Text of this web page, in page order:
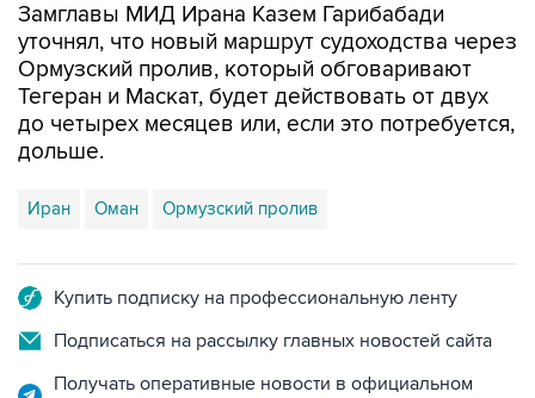
Замглавы МИД Ирана Казем Гарибабади
уточнял, что новый маршрут судоходства через
Ормузский пролив, который обговаривают
Тегеран и Маскат, будет действовать от двух
до четырех месяцев или, если это потребуется,
дольше.
Иран Оман Ормузский пролив
Купить подписку на профессиональную ленту
Подписаться на рассылку главных новостей сайта
Получать оперативные новости в официальном